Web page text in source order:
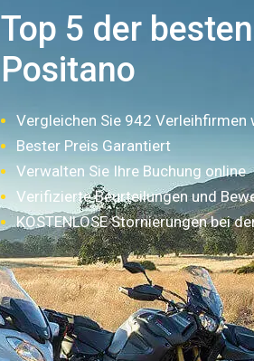
Top 5 der
Positano
Vergleichen Sie 942 Verleihfirmen
Bester Preis Garantiert
Verwalten Sie Ihre Buchung online
Verifizierte Beurteilungen und
KOSTENLOSE Stornierungen bei